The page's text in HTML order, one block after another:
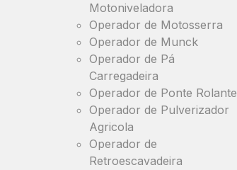
Motoniveladora
Operador de Motosserra
Operador de Munck
Operador de Pá
Carregadeira
Operador de Ponte Rolante
Operador de Pulverizador
Agricola
Operador de
Retroescavadeira